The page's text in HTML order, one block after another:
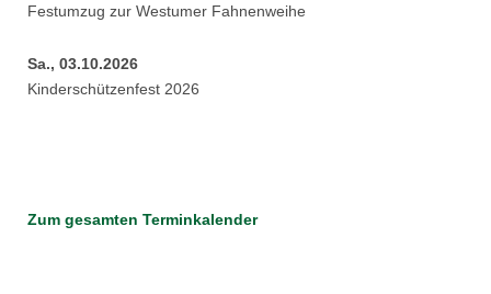
Festumzug zur Westumer Fahnenweihe
Sa., 03.10.2026
Kinderschützenfest 2026
Zum gesamten Terminkalender